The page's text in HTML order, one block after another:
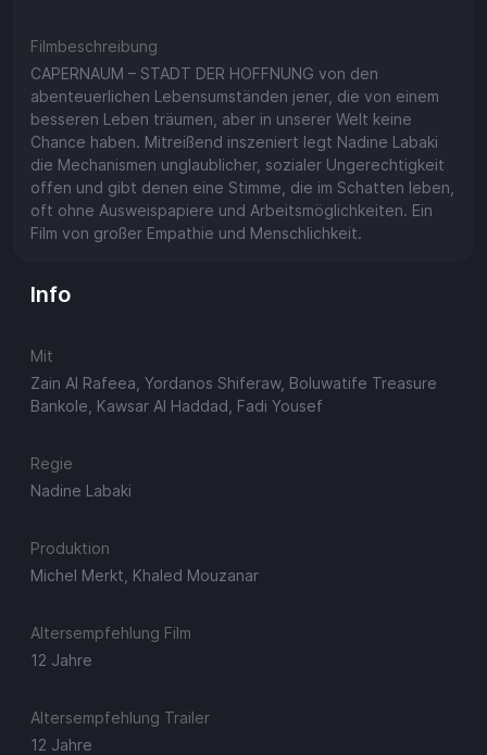
Filmbeschreibung
CAPERNAUM – STADT DER HOFFNUNG von den
abenteuerlichen Lebensumständen jener, die von einem
besseren Leben träumen, aber in unserer Welt keine
Chance haben. Mitreißend inszeniert legt Nadine Labaki
die Mechanismen unglaublicher, sozialer Ungerechtigkeit
offen und gibt denen eine Stimme, die im Schatten leben,
oft ohne Ausweispapiere und Arbeitsmöglichkeiten. Ein
Film von großer Empathie und Menschlichkeit.
Info
Mit
Zain Al Rafeea, Yordanos Shiferaw, Boluwatife Treasure
Bankole, Kawsar Al Haddad, Fadi Yousef
Regie
Nadine Labaki
Produktion
Michel Merkt, Khaled Mouzanar
Altersempfehlung Film
12 Jahre
Altersempfehlung Trailer
12 Jahre